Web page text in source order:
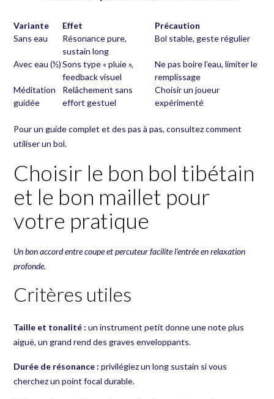
Variante Effet
Précaution
Sans eau
Résonance pure,
sustain long
Bol stable, geste régulier
Avec eau (½)Sons type « pluie »,
feedback visuel
Ne pas boire l’eau, limiter le
remplissage
Méditation
guidée
Relâchement sans
effort gestuel
Choisir un joueur
expérimenté
Pour un guide complet et des pas à pas, consultezcomment
utiliser un bol.
Choisir le bon bol tibétain
et le bon maillet pour
votre pratique
Un bon accord entre coupe et percuteur facilite l’entrée en relaxation
profonde.
Critères utiles
Taille et tonalité : un instrument petit donne une note plus
aiguë, un grand rend des graves enveloppants.
Durée de résonance : privilégiez un long sustain si vous
cherchez un point focal durable.